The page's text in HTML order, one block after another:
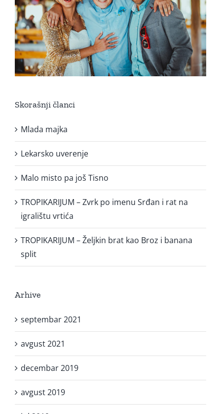
Skorašnji članci
Mlada majka
Lekarsko uverenje
Malo misto pa još Tisno
TROPIKARIJUM – Zvrk po imenu Srđan i rat na
igralištu vrtića
TROPIKARIJUM – Željkin brat kao Broz i banana
split
Arhive
septembar 2021
avgust 2021
decembar 2019
avgust 2019